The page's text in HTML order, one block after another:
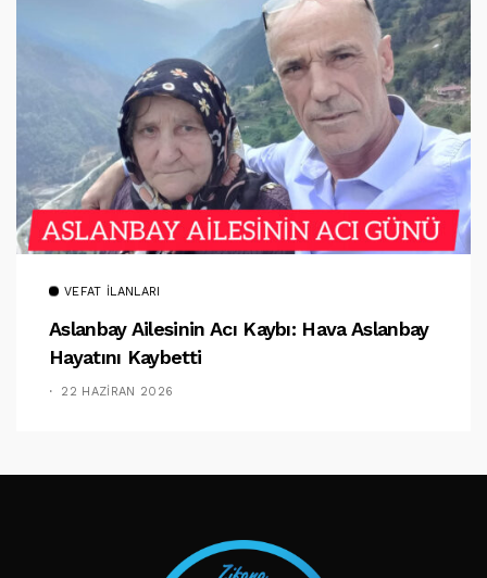
VEFAT İLANLARI
Aslanbay Ailesinin Acı Kaybı: Hava Aslanbay
Hayatını Kaybetti
22 HAZIRAN 2026
TAKIP ET